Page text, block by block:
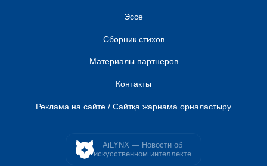
Эссе
Сборник стихов
Материалы партнеров
Контакты
Реклама на сайте / Сайтқа жарнама орналастыру
AiLYNX — Новости об
искусственном интеллекте